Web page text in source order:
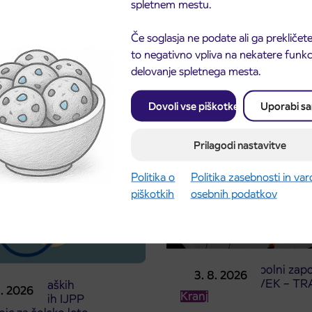
spletnem mestu.
Če soglasja ne podate ali ga
to negativno vpliva na nekatere
delovanje spletnega mesta.
Dovoli vse piškotke Uporabi
Prilagodi nastavitve
Politika o
piškotkih
Politika zasebnosti in
osebnih podatkov
2026 dijaških
IJPP
3. 8. 2026
Obvestilo o popolni
ceste ČEŠNJEVEK –
Kranj